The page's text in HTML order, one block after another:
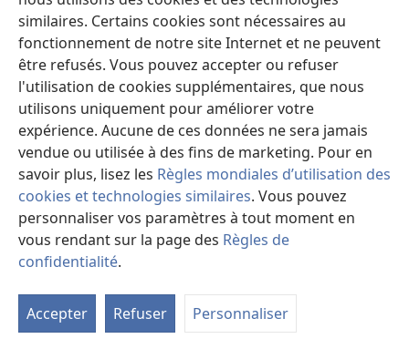
similaires. Certains cookies sont nécessaires au
fonctionnement de notre site Internet et ne peuvent
être refusés. Vous pouvez accepter ou refuser
l'utilisation de cookies supplémentaires, que nous
utilisons uniquement pour améliorer votre
expérience. Aucune de ces données ne sera jamais
vendue ou utilisée à des fins de marketing. Pour en
savoir plus, lisez les Règles mondiales d’utilisation des
cookies et technologies similaires. Vous pouvez
personnaliser vos paramètres à tout moment en
vous rendant sur la page des Règles de
confidentialité.
Accepter Refuser Personnaliser
nouvelle
fenêtre)
Bibliothèque en ligne
(ouvre
une
nouvelle
fenêtre)
JW Hub®
(ouvre
une
nouvelle
fenêtre)
JW Library
Watchtower Library
Copyright© 2026 Watch Tower Bible and Tract Society of Pennsylvania.
CONDITIONS D’UTILISATION
PARAMÈTRES DE CONFIDENTIALITÉ